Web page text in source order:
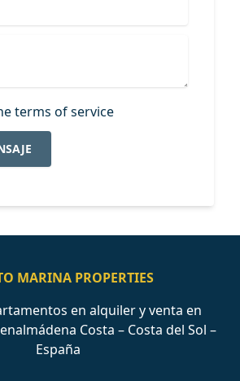
terms of service
MARINA PROPERTIES
en alquiler y venta en
Costa – Costa del Sol –
España